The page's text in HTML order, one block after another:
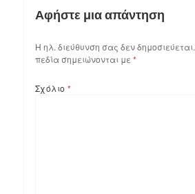
Αφήστε μια απάντηση
Η ηλ. διεύθυνση σας δεν δημοσιεύεται.
πεδία σημειώνονται με *
Σχόλιο *